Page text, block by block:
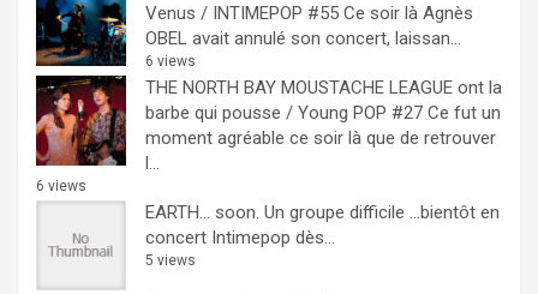
Venus / INTIMEPOP #55 Ce soir là Agnès
OBEL avait annulé son concert, laissan...
6 views
THE NORTH BAY MOUSTACHE LEAGUE ont la
barbe qui pousse / Young POP #27 Ce fut un
moment agréable ce soir là que de retrouver
l...
6 views
EARTH… soon. Un groupe difficile ...bientôt en
concert Intimepop dès...
5 views